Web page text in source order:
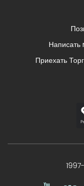
Приехать